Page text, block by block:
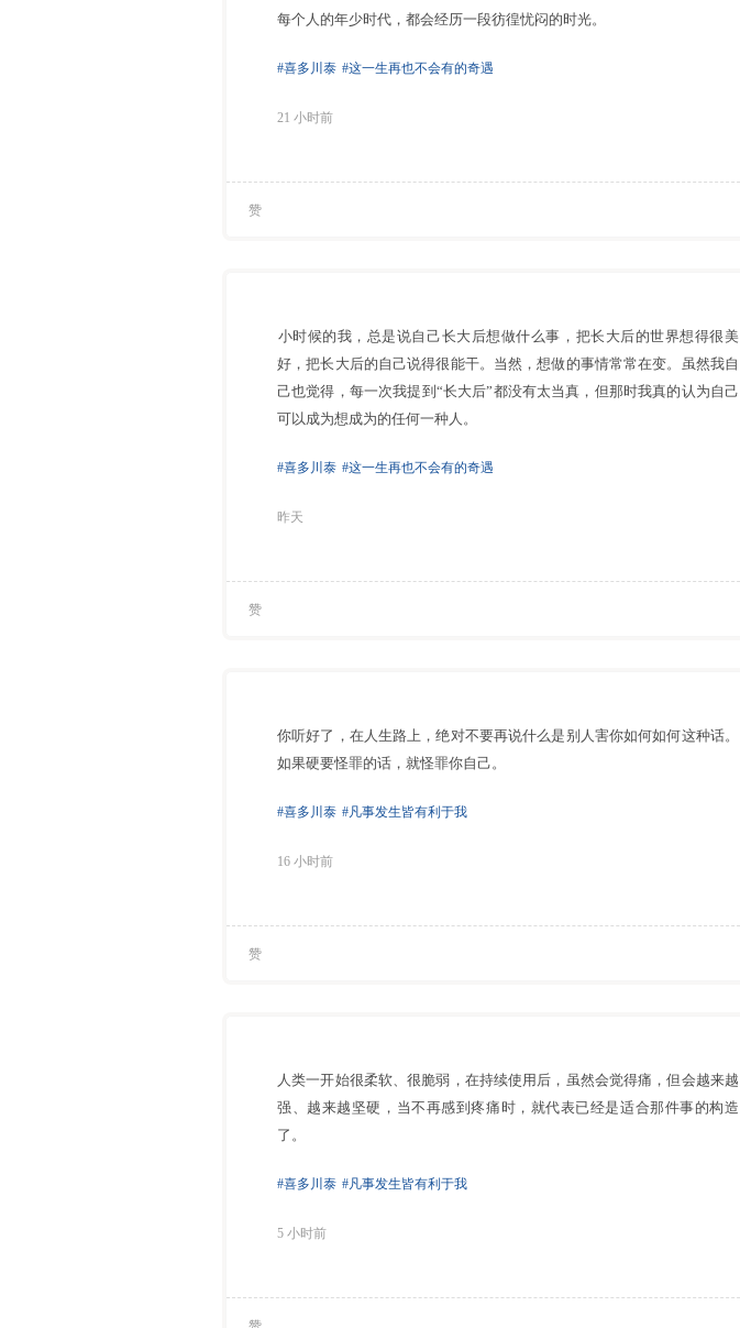
⁠每个人的年少时代，都会经历一段彷徨忧闷的时光。
#喜多川泰 #这一生再也不会有的奇遇
21 小时前
赞
⁠小时候的我，总是说自己长大后想做什么事，把长大后的世界想得很美
好，把长大后的自己说得很能干。当然，想做的事情常常在变。虽然我自
己也觉得，每一次我提到“长大后”都没有太当真，但那时我真的认为自己
可以成为想成为的任何一种人。
#喜多川泰 #这一生再也不会有的奇遇
昨天
赞
你听好了，在人生路上，绝对不要再说什么是别人害你如何如何这种话。
如果硬要怪罪的话，就怪罪你自己。
#喜多川泰 #凡事发生皆有利于我
16 小时前
赞
人类一开始很柔软、很脆弱，在持续使用后，虽然会觉得痛，但会越来越
强、越来越坚硬，当不再感到疼痛时，就代表已经是适合那件事的构造
了。
#喜多川泰 #凡事发生皆有利于我
5 小时前